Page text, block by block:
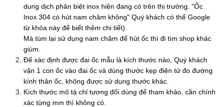
dung dịch phân biệt inox hiện đang có trên thị trường. "Ốc
Inox 304 có hút nam châm không" Quý khách có thể Google
từ khóa này để biết thêm chi tiết).
Mà túm lại sử dụng nam châm để hút ốc thì đi tìm shop khác
giùm.
Để xác định được đai ốc mẫu là kích thước nào, Quý khách
vặn 1 con ốc vào đai ốc và dùng thước kẹp điện tử đo đường
kính thân ốc, không được sử dụng thước khác.
Kích thước mô tả chỉ tương đối dùng để tham khảo, cần chính
xác từng mm thì không có.